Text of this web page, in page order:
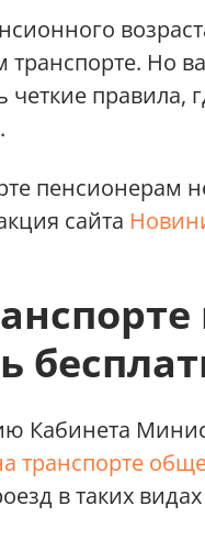
Но
четкие
пенсионерам
сайта
Кабинета
транспорте
в таких